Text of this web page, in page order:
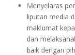
Menyelaras
liputan media
maklumat
dan
baik dengan